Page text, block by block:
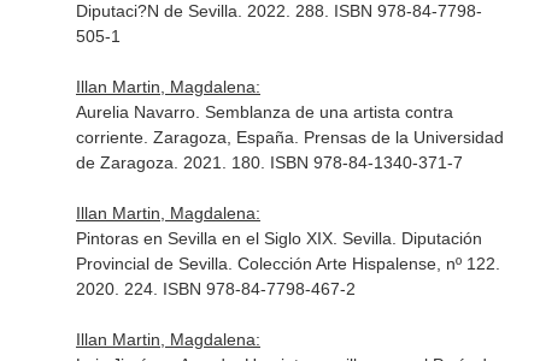
Diputaci?N de Sevilla. 2022. 288. ISBN 978-84-7798-
505-1
Illan Martin, Magdalena:
Aurelia Navarro. Semblanza de una artista contra
corriente. Zaragoza, España. Prensas de la Universidad
de Zaragoza. 2021. 180. ISBN 978-84-1340-371-7
Illan Martin, Magdalena:
Pintoras en Sevilla en el Siglo XIX. Sevilla. Diputación
Provincial de Sevilla. Colección Arte Hispalense, nº 122.
2020. 224. ISBN 978-84-7798-467-2
Illan Martin, Magdalena: